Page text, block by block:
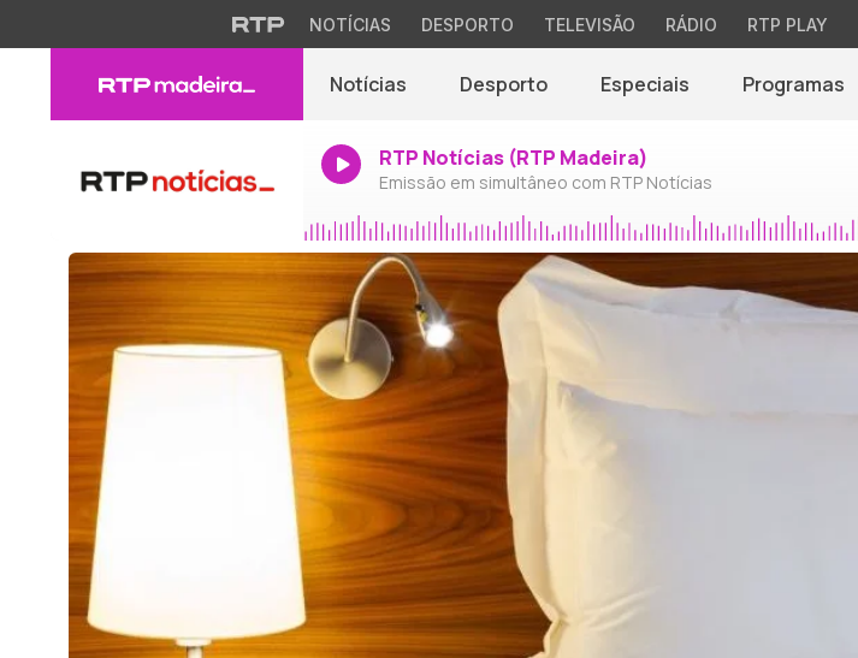
NOTÍCIAS DESPORTO TELEVISÃO RÁDIO RTP PLAY
Notícias Desporto Especiais Programas
RTP Notícias (RTP Madeira)
Emissão em simultâneo com RTP Notícias